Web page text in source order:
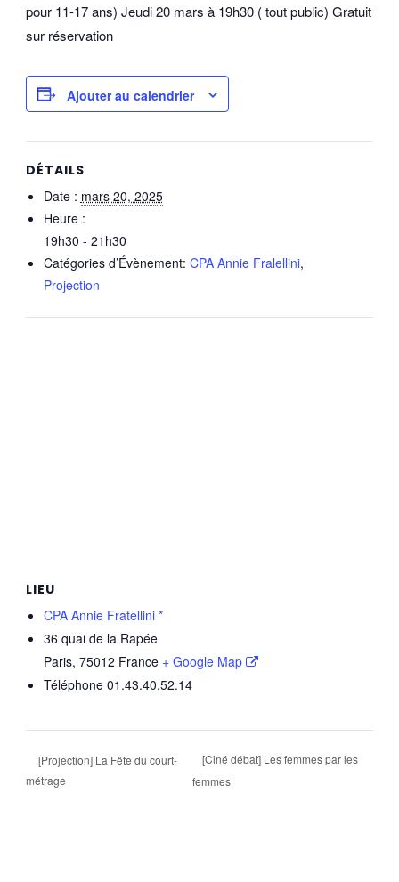
pour 11-17 ans) Jeudi 20 mars à 19h30 ( tout public) Gratuit
sur réservation
Ajouter au calendrier
DÉTAILS
Date : mars 20, 2025
Heure :
19h30 - 21h30
Catégories d’Évènement: CPA Annie Fralellini,
Projection
LIEU
CPA Annie Fratellini *
36 quai de la Rapée
Paris, 75012 France + Google Map
Téléphone 01.43.40.52.14
[Projection] La Fête du court-
métrage
[Ciné débat] Les femmes par les
femmes